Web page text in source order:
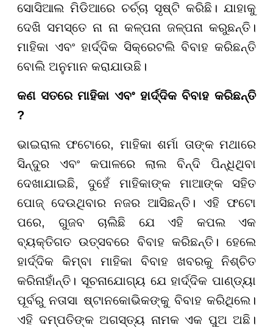
ସୋସିଆଲ ମିଡିଆରେ ଚର୍ଚ୍ଚା ସୃଷ୍ଟି କରିଛି। ଯାହାକୁ
ଦେଖି ସମସ୍ତେ ନା ନା କଳ୍ପନା ଜଳ୍ପନା କରୁଛନ୍ତି।
ମାହିକା ଏବଂ ହାର୍ଦ୍ଦିକ ସିକ୍ରେଟଲି ବିବାହ କରିଛନ୍ତି
ବୋଲି ଅନୁମାନ କରାଯାଉଛି।
କଣ ସତରେ ମାହିକା ଏବଂ ହାର୍ଦ୍ଦିକ ବିବାହ କରିଛନ୍ତି
?
ଭାଇରାଲ ଫଟୋରେ, ମାହିକା ଶର୍ମା ତାଙ୍କ ମଥାରେ
ସିନ୍ଦୁର ଏବଂ କପାଳରେ ଲାଲ ବିନ୍ଦି ପିନ୍ଧିଥିବା
ଦେଖାଯାଇଛି, ଦୁହେଁ ମାହିକାଙ୍କ ମାଆଙ୍କ ସହିତ
ପୋଜ୍ ଦେଉଥିବାର ନଜର ଆସିଛନ୍ତି। ଏହି ଫଟୋ
ପରେ, ଗୁଜବ ଚାଲିଛି ଯେ ଏହି କପଲ ଏକ
ବ୍ୟକ୍ତିଗତ ଉତ୍ସବରେ ବିବାହ କରିଛନ୍ତି। ହେଲେ
ହାର୍ଦ୍ଦିକ କିମ୍ବା ମାହିକା ବିବାହ ଖବରକୁ ନିଶ୍ଚିତ
କରିନାହାଁନ୍ତି। ସୂଚନାଯୋଗ୍ୟ ଯେ ହାର୍ଦ୍ଦିକ ପାଣ୍ଡ୍ୟା
ପୂର୍ବରୁ ନତାସା ଷ୍ଟାନକୋଭିକଙ୍କୁ ବିବାହ କରିଥିଲେ।
ଏହି ଦମ୍ପତିଙ୍କ ଅଗସ୍ତ୍ୟ ନାମକ ଏକ ପୁଅ ଅଛି।